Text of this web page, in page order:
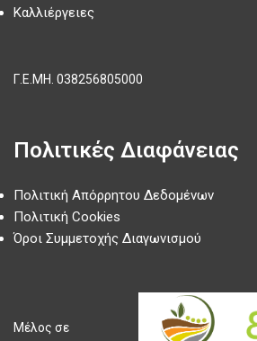
Καλλιέργειες
Γ.Ε.ΜΗ. 038256805000
Πολιτικές Διαφάνειας
Πολιτική Απόρρητου Δεδομένων
Πολιτική Cookies
Όροι Συμμετοχής Διαγωνισμού
Μέλος σε